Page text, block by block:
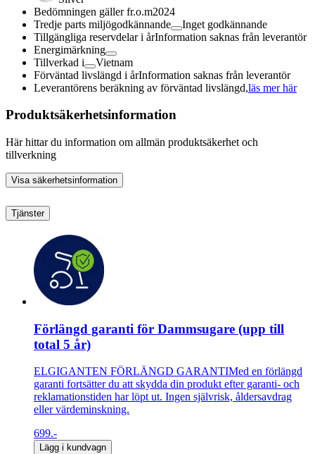
Bedömningen gäller fr.o.m2024
Tredje parts miljögodkännande
Inget godkännande
Tillgängliga reservdelar i årInformation saknas från leverantör
Energimärkning
Tillverkad i
Vietnam
Förväntad livslängd i årInformation saknas från leverantör
Leverantörens beräkning av förväntad livslängd,läs mer här
Produktsäkerhetsinformation
Här hittar du information om allmän produktsäkerhet och
tillverkning
Visa säkerhetsinformation
Tjänster
Förlängd garanti för Dammsugare (upp till
total 5 år)
ELGIGANTEN FÖRLÄNGD GARANTIMed en förlängd
garanti fortsätter du att skydda din produkt efter garanti- och
reklamationstiden har löpt ut. Ingen självrisk, åldersavdrag
eller värdeminskning.
699.-
Lägg i kundvagn